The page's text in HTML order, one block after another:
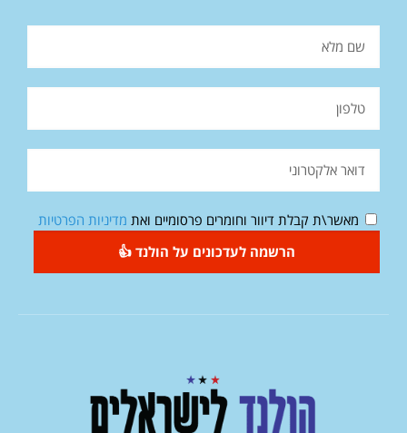
מאשר\ת קבלת דיוור וחומרים פרסומיים ואת מדיניות הפרטיות
הרשמה לעדכונים על הולנד 👍